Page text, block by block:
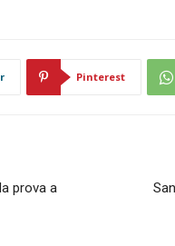
Pinterest
prova a